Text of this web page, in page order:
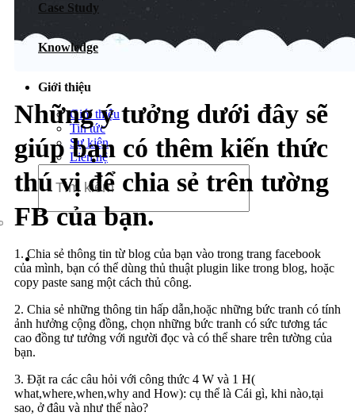
Dịch vụ chăm sóc website
Case Study
Knowledge
Giới thiệu
Giới thiệu
Tin tức
Sự kiện
Liên hệ
Những ý tưởng dưới đây sẽ
giúp bạn có thêm kiến thức
thú vị để chia sẻ trên tường
FB của bạn.
1. Chia sẻ thông tin từ blog của bạn vào trong trang facebook
của mình, bạn có thể dùng thủ thuật plugin like trong blog, hoặc
copy paste sang một cách thủ công.
2. Chia sẻ những thông tin hấp dẫn,hoặc những bức tranh có tính
ảnh hưởng cộng đồng, chọn những bức tranh có sức tương tác
cao đồng tư tưởng với người đọc và có thể share trên tường của
bạn.
3. Đặt ra các câu hỏi với công thức 4 W và 1 H(
what,where,when,why and How): cụ thể là Cái gì, khi nào,tại
sao, ở đâu và như thế nào?